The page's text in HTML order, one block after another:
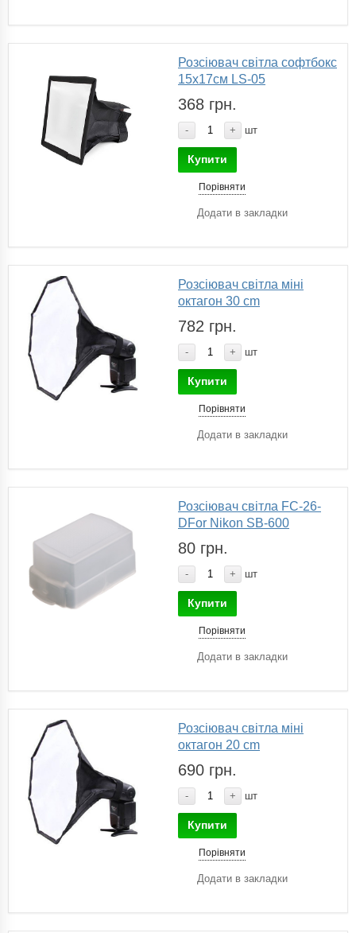
Розсіювач світла софтбокс
15х17см LS-05
368 грн.
- + шт
Купити
Порівняти
Додати в закладки
Розсіювач світла міні
октагон 30 сm
782 грн.
- + шт
Купити
Порівняти
Додати в закладки
Розсіювач світла FC-26-
DFor Nikon SB-600
80 грн.
- + шт
Купити
Порівняти
Додати в закладки
Розсіювач світла міні
октагон 20 сm
690 грн.
- + шт
Купити
Порівняти
Додати в закладки